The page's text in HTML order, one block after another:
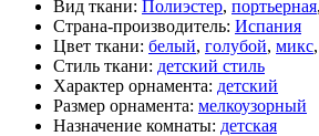
Вид ткани: Полиэстер, портьерная,
Страна-производитель: Испания
Цвет ткани: белый, голубой, микс,
Стиль ткани: детский стиль
Характер орнамента: детский
Размер орнамента: мелкоузорный
Назначение комнаты: детская